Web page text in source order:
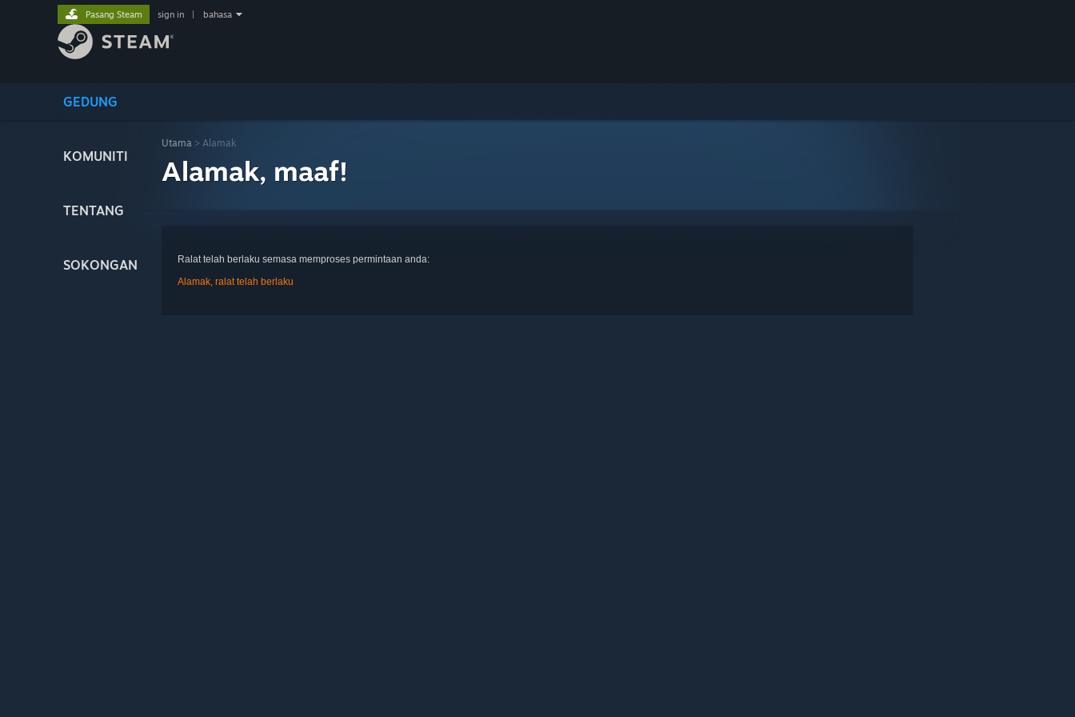
GEDUNG
KOMUNITI
TENTANG
SOKONGAN
Pasang Steam sign in bahasa
Utama > Alamak
Alamak, maaf!
Ralat telah berlaku semasa memproses permintaan anda:
Alamak, ralat telah berlaku